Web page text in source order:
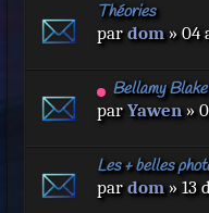
Théories
par dom» 04
Bellamy Blake
par Yawen»
Les + belles
par dom» 13